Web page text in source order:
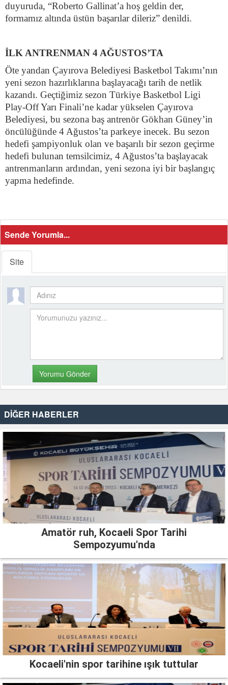
duyuruda, “Roberto Gallinat’a hoş geldin der,
formamız altında üstün başarılar dileriz” denildi.
İLK ANTRENMAN 4 AĞUSTOS’TA
Öte yandan Çayırova Belediyesi Basketbol Takımı’nın
yeni sezon hazırlıklarına başlayacağı tarih de netlik
kazandı. Geçtiğimiz sezon Türkiye Basketbol Ligi
Play-Off Yarı Finali’ne kadar yükselen Çayırova
Belediyesi, bu sezona baş antrenör Gökhan Güney’in
öncülüğünde 4 Ağustos’ta parkeye inecek. Bu sezon
hedefi şampiyonluk olan ve başarılı bir sezon geçirme
hedefi bulunan temsilcimiz, 4 Ağustos’ta başlayacak
antrenmanların ardından, yeni sezona iyi bir başlangıç
yapma hedefinde.
Sende Yorumla...
Site
DİĞER HABERLER
Amatör ruh, Kocaeli Spor Tarihi
Sempozyumu'nda
Kocaeli'nin spor tarihine ışık tuttular